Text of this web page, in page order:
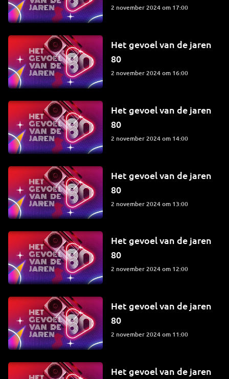
2 november 2024 om 17:00
Het gevoel van de jaren
80
2 november 2024 om 16:00
Het gevoel van de jaren
80
2 november 2024 om 14:00
Het gevoel van de jaren
80
2 november 2024 om 13:00
Het gevoel van de jaren
80
2 november 2024 om 12:00
Het gevoel van de jaren
80
2 november 2024 om 11:00
Het gevoel van de jaren